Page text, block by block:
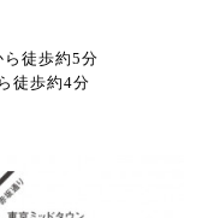
徒歩約5分
徒歩約4分